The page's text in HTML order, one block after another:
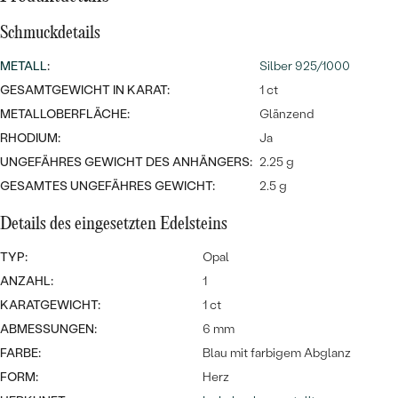
Meistverkaufte
Eheringe
MIT EDELSTEIN
GOLD
PLATIN
SILBER
EDELSTEINSCHMUCK
SCHMUCK MIT LAB GROWN
DIAMANTEN
PERLENSCHMUCK
PERSONALISIERT
SYMBOLISCH
MINIMALISTISCH
NACH ANLASS
PREISWERTE
LUXURIÖSE
LUXURIÖSE
Schmuckdetails
METALL:
Silber 925/1000
GESAMTGEWICHT IN KARAT:
1 ct
METALLOBERFLÄCHE:
Glänzend
RHODIUM:
Ja
UNGEFÄHRES GEWICHT DES ANHÄNGERS: 2.25 g
GESAMTES UNGEFÄHRES GEWICHT:
2.5 g
Details des eingesetzten Edelsteins
TYP:
Opal
ANZAHL:
1
KARATGEWICHT:
1 ct
ABMESSUNGEN:
6 mm
FARBE:
Blau mit farbigem Abglanz
FORM:
Herz